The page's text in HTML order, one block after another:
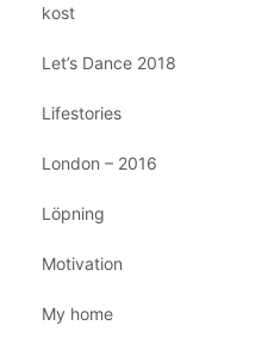
kost
Let’s Dance 2018
Lifestories
London – 2016
Löpning
Motivation
My home